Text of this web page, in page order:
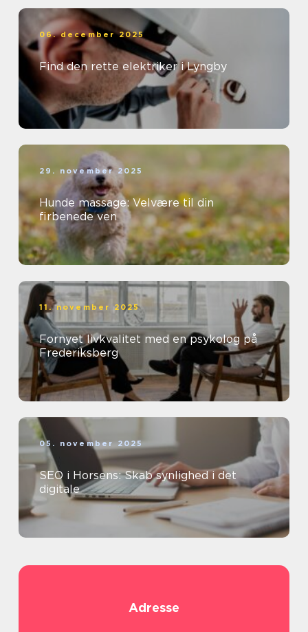
06. december 2025
Find den rette elektriker i Lyngby
29. november 2025
Hunde massage: Velvære til din
firbenede ven
11. november 2025
Fornyet livkvalitet med en psykolog på
Frederiksberg
05. november 2025
SEO i Horsens: Skab synlighed i det
digitale
Adresse